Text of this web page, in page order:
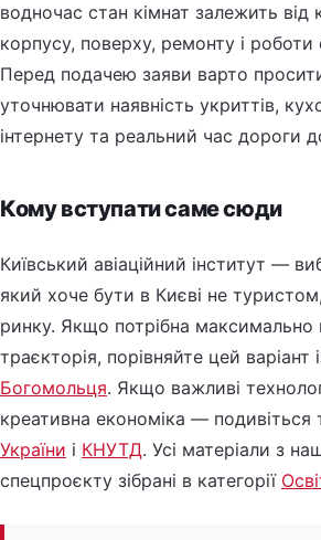
водночас стан кімнат залежить від
корпусу, поверху, ремонту і роботи
Перед подачею заяви варто
уточнювати наявність укриттів,
інтернету та реальний час дороги
Кому вступати саме сюди
Київський авіаційний інститут —
який хоче бути в Києві не
ринку. Якщо потрібна максимально
траєкторія, порівняйте цей варіант
Богомольця. Якщо важливі
креативна економіка — подивіться
України і КНУТД. Усі матеріали з
спецпроєкту зібрані в категорії